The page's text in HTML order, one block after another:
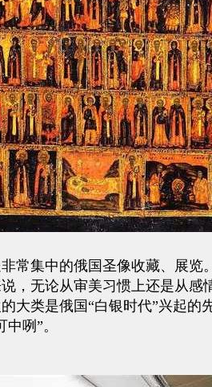
常集中的俄国圣像收藏、展览
，无论从审美习惯上还是从感
大类是俄国“白银时代”兴起
咧”。